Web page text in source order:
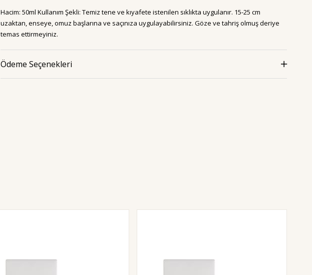
Hacim: 50ml Kullanım Şekli: Temiz tene ve kıyafete istenilen sıklıkta uygulanır. 15-25 cm
uzaktan, enseye, omuz başlarına ve saçınıza uygulayabilirsiniz. Göze ve tahriş olmuş deriye
temas ettirmeyiniz.
Ödeme Seçenekleri